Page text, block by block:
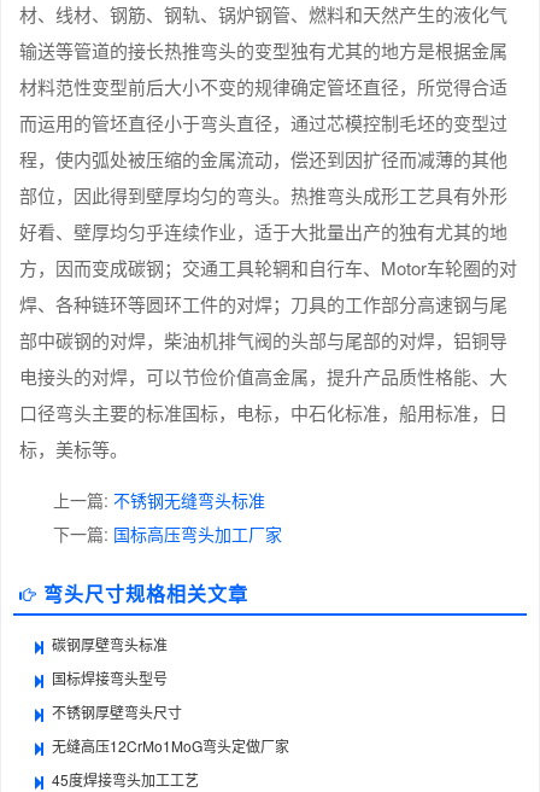
材、线材、钢筋、钢轨、锅炉钢管、燃料和天然产生的液化气
输送等管道的接长热推弯头的变型独有尤其的地方是根据金属
材料范性变型前后大小不变的规律确定管坯直径，所觉得合适
而运用的管坯直径小于弯头直径，通过芯模控制毛坯的变型过
程，使内弧处被压缩的金属流动，偿还到因扩径而减薄的其他
部位，因此得到壁厚均匀的弯头。热推弯头成形工艺具有外形
好看、壁厚均匀乎连续作业，适于大批量出产的独有尤其的地
方，因而变成碳钢；交通工具轮辋和自行车、Motor车轮圈的对
焊、各种链环等圆环工件的对焊；刀具的工作部分高速钢与尾
部中碳钢的对焊，柴油机排气阀的头部与尾部的对焊，铝铜导
电接头的对焊，可以节俭价值高金属，提升产品质性格能、大
口径弯头主要的标准国标，电标，中石化标准，船用标准，日
标，美标等。
上一篇: 不锈钢无缝弯头标准
下一篇: 国标高压弯头加工厂家
弯头尺寸规格相关文章
碳钢厚壁弯头标准
国标焊接弯头型号
不锈钢厚壁弯头尺寸
无缝高压12CrMo1MoG弯头定做厂家
45度焊接弯头加工工艺